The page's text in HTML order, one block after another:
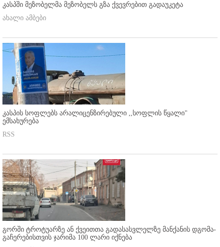
კასპში მეზობელმა მეზობელს გზა ქვევრებით გადაუკეტა
ახალი ამბები
კასპის სოფლებს არალიცენზირებული ,,სოფლის წყალი"
ემსახურება
RSS
გორში ტროტუარზე ან ქვეითთა გადასასვლელზე მანქანის დგომა-
გაჩერებისთვის ჯარიმა 100 ლარი იქნება